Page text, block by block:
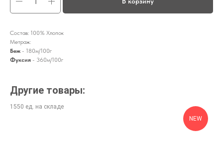
Состав: 100% Хлопок
Метраж:
Беж - 180м/100г
Фуксия - 360м/100г
Другие товары:
NEW